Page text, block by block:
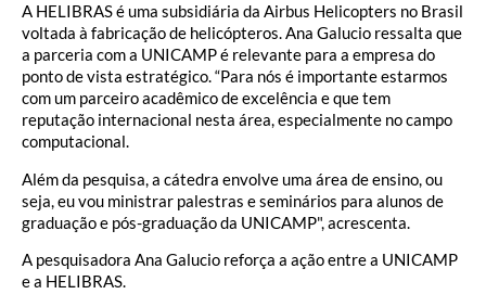
A HELIBRAS é uma subsidiária da Airbus Helicopters no Brasil
voltada à fabricação de helicópteros. Ana Galucio ressalta que
a parceria com a UNICAMP é relevante para a empresa do
ponto de vista estratégico. “Para nós é importante estarmos
com um parceiro acadêmico de excelência e que tem
reputação internacional nesta área, especialmente no campo
computacional.
Além da pesquisa, a cátedra envolve uma área de ensino, ou
seja, eu vou ministrar palestras e seminários para alunos de
graduação e pós-graduação da UNICAMP", acrescenta.
A pesquisadora Ana Galucio reforça a ação entre a UNICAMP
e a HELIBRAS.